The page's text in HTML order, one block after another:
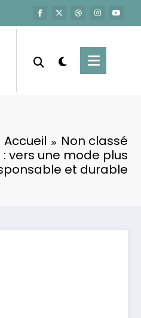
Accueil
Non classé
vers une mode plus
et durable